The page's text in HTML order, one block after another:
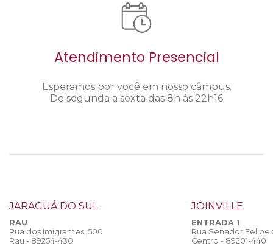
Atendimento Presencial
Esperamos por você em nosso câmpus.
De segunda a sexta das 8h às 22h16
JARAGUÁ DO SUL
RAU
Rua dos Imigrantes, 500
Rau - 89254-430
JOINVILLE
ENTRADA 1
Rua Senador
Centro - 89201-440